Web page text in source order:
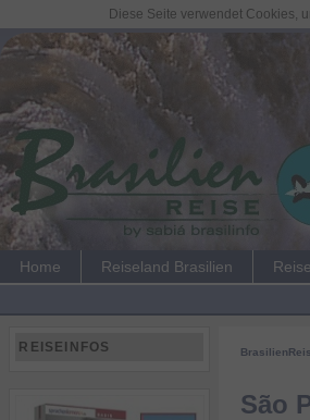
Home Reiseland Brasilien
São
REISEINFOS
Diese Seite verwendet Cookies,